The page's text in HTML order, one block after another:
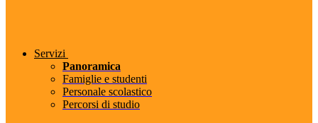
Servizi
Panoramica
Famiglie e studenti
Personale scolastico
Percorsi di studio